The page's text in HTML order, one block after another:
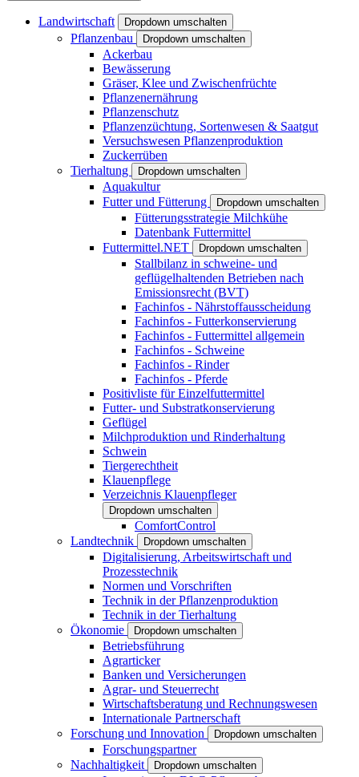
Landwirtschaft Dropdown umschalten
Pflanzenbau Dropdown umschalten
Ackerbau
Bewässerung
Gräser, Klee und Zwischenfrüchte
Pflanzenernährung
Pflanzenschutz
Pflanzenzüchtung, Sortenwesen & Saatgut
Versuchswesen Pflanzenproduktion
Zuckerrüben
Tierhaltung
Dropdown umschalten
Aquakultur
Futter und Fütterung
Dropdown umschalten
Fütterungsstrategie Milchkühe
Datenbank Futtermittel
Futtermittel.NET
Dropdown umschalten
Stallbilanz in schweine- und
geflügelhaltenden Betrieben nach
Emissionsrecht (BVT)
Fachinfos - Nährstoffausscheidung
Fachinfos - Futterkonservierung
Fachinfos - Futtermittel allgemein
Fachinfos - Schweine
Fachinfos - Rinder
Fachinfos - Pferde
Positivliste für Einzelfuttermittel
Futter- und Substratkonservierung
Geflügel
Milchproduktion und Rinderhaltung
Schwein
Tiergerechtheit
Klauenpflege
Verzeichnis Klauenpfleger
Dropdown umschalten
ComfortControl
Landtechnik
Dropdown umschalten
Digitalisierung, Arbeitswirtschaft und
Prozesstechnik
Normen und Vorschriften
Technik in der Pflanzenproduktion
Technik in der Tierhaltung
Ökonomie
Dropdown umschalten
Betriebsführung
Agrarticker
Banken und Versicherungen
Agrar- und Steuerrecht
Wirtschaftsberatung und Rechnungswesen
Internationale Partnerschaft
Forschung und Innovation
Dropdown umschalten
Forschungspartner
Nachhaltigkeit
Dropdown umschalten